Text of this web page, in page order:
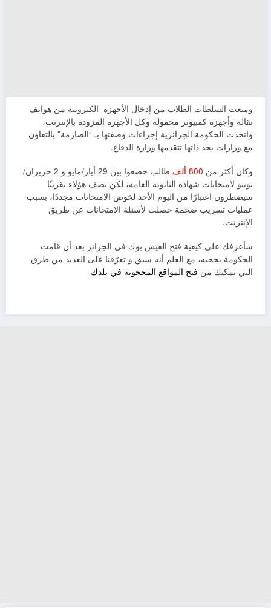
ومنعت السلطات الطلاب من إدخال الأجهزة الكترونية من هواتف
نقالة وأجهزة كمبيوتر محمولة وكل الأجهزة المزودة بالإنترنت،
واتخذت الحكومة الجزائرية إجراءات وصفتها بـ “الصارمة” بالتعاون
مع وزارات بحد ذاتها تتقدمها وزارة الدفاع.
وكان أكثر من 800 ألف
طالب خضعوا بين 29 أيار/مايو و 2 حزيران/
يونيو لامتحانات شهادة الثانوية العامة، لكن نصف هؤلاء تقريبًا
سيضطرون اعتبارًا من اليوم الأحد لخوض الامتحانات مجددًا، بسبب
عمليات تسريب ضخمة حصلت لأسئلة الامتحانات عن طريق
الإنترنت.
سأعرفك على كيفية فتح الفيس بوك في الجزائر بعد أن قامت
الحكومة بحجبه، مع العلم أنه سبق و تعرّفنا على العديد من طرق
التي تمكنك من فتح المواقع المحجوبة في بلدك